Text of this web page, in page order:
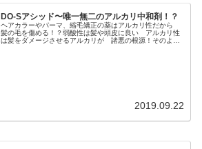
DO-Sアシッド〜唯一無二のアルカリ中和剤！？
ヘアカラーやパーマ、縮毛矯正の薬はアルカリ性だから
髪の毛を傷める！？弱酸性は髪や頭皮に良い アルカリ性
は髪をダメージさせるアルカリが 諸悪の根源！そのよう
2019.09.22